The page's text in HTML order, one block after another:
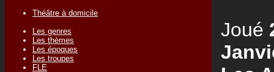
Théâtre à domicile
Les genres
Les thèmes
Les époques
Les troupes
FLE
Joué